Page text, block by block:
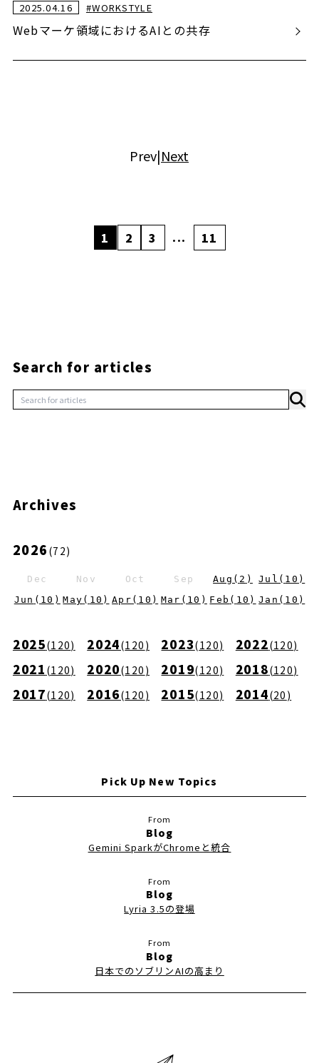
2025.04.16 #WORKSTYLE
Webマーケ領域におけるAIとの共存
Prev|Next
1 2 3 ... 11
Search for articles
Archives
2026 (72)
Dec Nov Oct Sep Aug ( 2 ) Jul ( 10 )
Jun ( 10 ) May ( 10 ) Apr ( 10 ) Mar ( 10 ) Feb ( 10 ) Jan ( 10 )
2025(120) 2024(120 ) 2023(120) 2022(120)
2021 (120) 2020(120 ) 2019(120) 2018(120)
2017(120) 2016(120 ) 2015(120) 2014(20 )
Pick Up New Topics
Blog
Gemini SparkがChromeと統合
Blog
Lyria 3.5の登場
Blog
日本でのソブリンAIの高まり